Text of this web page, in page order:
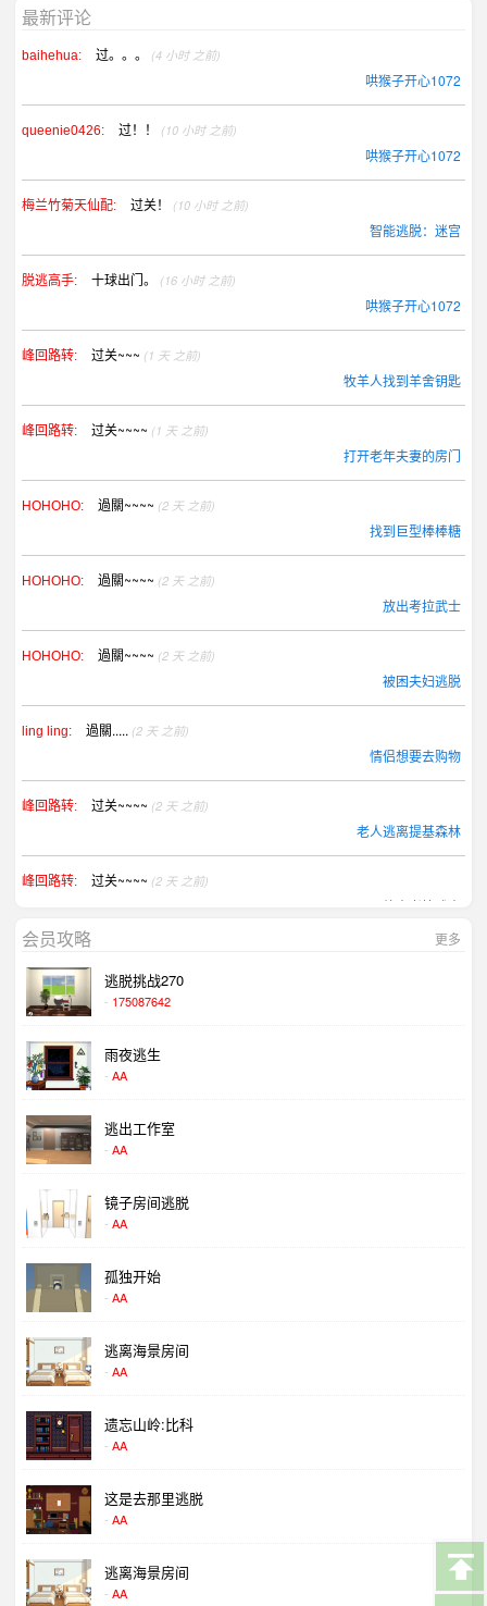
最新评论
baihehua: 过。。。 (4 小时 之前)
哄猴子开心1072
queenie0426: 过！！ (10 小时 之前)
哄猴子开心1072
梅兰竹菊天仙配: 过关！ (10 小时 之前)
智能逃脱：迷宫
脱逃高手: 十球出门。 (16 小时 之前)
哄猴子开心1072
峰回路转: 过关~~~ (1 天 之前)
牧羊人找到羊舍钥匙
峰回路转: 过关~~~~ (1 天 之前)
打开老年夫妻的房门
HOHOHO: 過關~~~~ (2 天 之前)
找到巨型棒棒糖
HOHOHO: 過關~~~~ (2 天 之前)
放出考拉武士
HOHOHO: 過關~~~~ (2 天 之前)
被困夫妇逃脱
ling ling: 過關..... (2 天 之前)
情侣想要去购物
峰回路转: 过关~~~~ (2 天 之前)
老人逃离提基森林
峰回路转: 过关~~~~ (2 天 之前)
放出考拉武士
更多
会员攻略
逃脱挑战270
- 175087642
雨夜逃生
- AA
逃出工作室
- AA
镜子房间逃脱
- AA
孤独开始
- AA
逃离海景房间
- AA
遗忘山岭:比科
- AA
这是去那里逃脱
- AA
逃离海景房间
- AA